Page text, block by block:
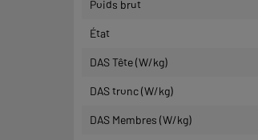
Poids brut
État
DAS Tête (W/kg)
DAS tronc (W/kg)
DAS Membres (W/kg)